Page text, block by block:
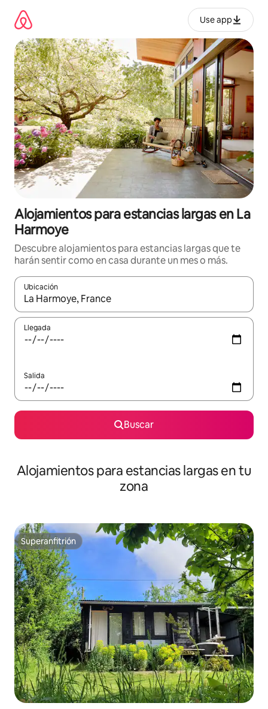
contenido
Use app
Alojamientos para estancias largas en La
Harmoye
Descubre alojamientos para estancias largas que te
harán sentir como en casa durante un mes o más.
Ubicación
Cuando los resultados estén disponibles, podrás navegar
Llegada
Salida
Buscar
Alojamientos para estancias largas en tu
zona
Superanfitrión
Superanfitrión